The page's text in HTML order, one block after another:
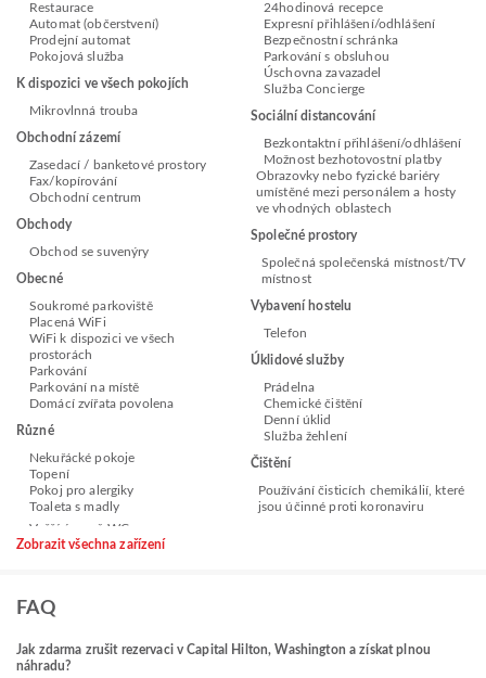
Restaurace
Automat (občerstvení)
Prodejní automat
Pokojová služba
K dispozici ve všech pokojích
Mikrovlnná trouba
Obchodní zázemí
Zasedací / banketové prostory
Fax/kopírování
Obchodní centrum
Obchody
Obchod se suvenýry
Obecné
Soukromé parkoviště
Placená WiFi
WiFi k dispozici ve všech
prostorách
Parkování
Parkování na místě
Domácí zvířata povolena
Různé
Nekuřácké pokoje
Topení
Pokoj pro alergiky
Toaleta s madly
24hodinová recepce
Expresní přihlášení/odhlášení
Bezpečnostní schránka
Parkování s obsluhou
Úschovna zavazadel
Služba Concierge
Sociální distancování
Bezkontaktní přihlášení/odhlášení
Možnost bezhotovostní platby
Obrazovky nebo fyzické bariéry
umístěné mezi personálem a hosty
ve vhodných oblastech
Společné prostory
Společná společenská místnost/TV
místnost
Vybavení hostelu
Telefon
Úklidové služby
Prádelna
Chemické čištění
Denní úklid
Služba žehlení
Čištění
Používání čisticích chemikálií, které
jsou účinné proti koronaviru
Zobrazit všechna zařízení
FAQ
Jak zdarma zrušit rezervaci v Capital Hilton, Washington a získat plnou
náhradu?